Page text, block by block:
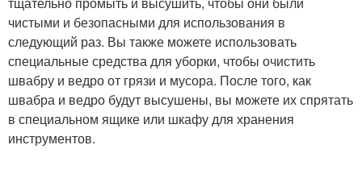
чистыми и безопасными для использования в
следующий раз. Вы также можете использовать
специальные средства для уборки, чтобы очистить
швабру и ведро от грязи и мусора. После того, как
швабра и ведро будут высушены, вы можете их спрятать
в специальном ящике или шкафу для хранения
инструментов.